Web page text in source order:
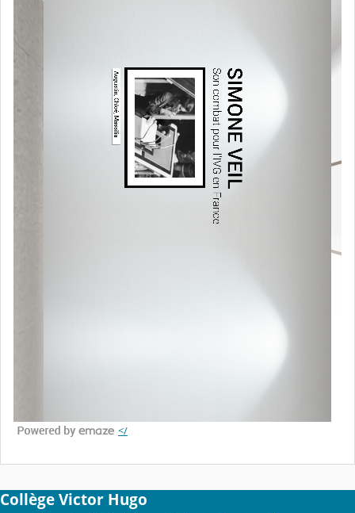
</
Collège Victor Hugo